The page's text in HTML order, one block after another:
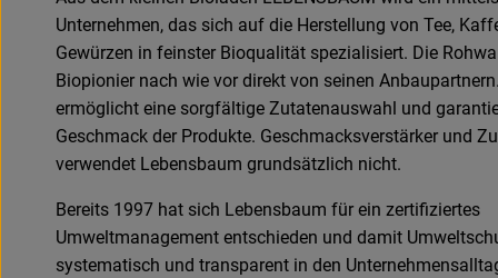
Unternehmen, das sich auf die Herstellung von Tee,
Gewürzen in feinster Bioqualität spezialisiert. Die
Biopionier nach wie vor direkt von seinen
ermöglicht eine sorgfältige Zutatenauswahl und
Geschmack der Produkte. Geschmacksverstärker und
verwendet Lebensbaum grundsätzlich nicht.
Bereits 1997 hat sich Lebensbaum für ein zertifiziertes
Umweltmanagement entschieden und damit
systematisch und transparent in den